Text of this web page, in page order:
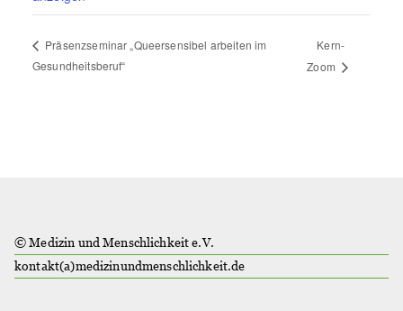
Präsenzseminar „Queersensibel arbeiten im
Gesundheitsberuf“
Kern-
Zoom
© Medizin und Menschlichkeit e.V.
kontakt(a)medizinundmenschlichkeit.de